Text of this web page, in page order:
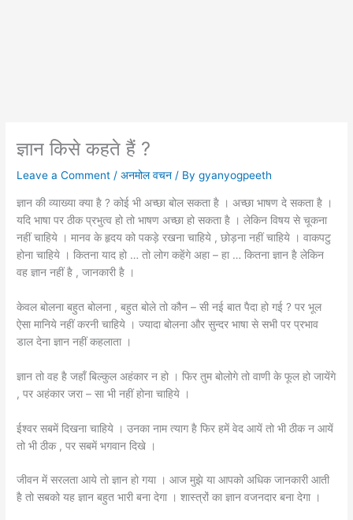
ज्ञान किसे कहते हैं ?
Leave a Comment /अनमोल वचन / Bygyanyogpeeth
ज्ञान की व्याख्या क्या है ? कोई भी अच्छा बोल सकता है । अच्छा भाषण दे सकता है ।
यदि भाषा पर ठीक प्रभुत्व हो तो भाषण अच्छा हो सकता है । लेकिन विषय से चूकना
नहीं चाहिये । मानव के हृदय को पकड़े रखना चाहिये , छोड़ना नहीं चाहिये । वाकपटु
होना चाहिये । कितना याद हो … तो लोग कहेंगे अहा – हा … कितना ज्ञान है लेकिन
वह ज्ञान नहीं है , जानकारी है ।
केवल बोलना बहुत बोलना , बहुत बोले तो कौन – सी नई बात पैदा हो गई ? पर भूल
ऐसा मानिये नहीं करनी चाहिये । ज्यादा बोलना और सुन्दर भाषा से सभी पर प्रभाव
डाल देना ज्ञान नहीं कहलाता ।
ज्ञान तो वह है जहाँ बिल्कुल अहंकार न हो । फिर तुम बोलोगे तो वाणी के फूल हो जायेंगे
, पर अहंकार जरा – सा भी नहीं होना चाहिये ।
ईश्वर सबमें दिखना चाहिये । उनका नाम त्याग है फिर हमें वेद आयें तो भी ठीक न आयें
तो भी ठीक , पर सबमें भगवान दिखे ।
जीवन में सरलता आये तो ज्ञान हो गया । आज मुझे या आपको अधिक जानकारी आती
है तो सबको यह ज्ञान बहुत भारी बना देगा । शास्त्रों का ज्ञान वजनदार बना देगा ।